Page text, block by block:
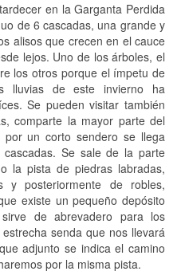
en la Garganta Perdida
de 6 cascadas, una grande y
alisos que crecen en el cauce
lejos. Uno de los árboles, el
los otros porque el ímpetu de
lluvias de este invierno ha
Se pueden visitar también
comparte la mayor parte del
un corto sendero se llega
Se sale de la parte
la pista de piedras labradas,
y posteriormente de robles,
existe un pequeño depósito
de abrevadero para los
senda que nos llevará
adjunto se indica el camino
por la misma pista.